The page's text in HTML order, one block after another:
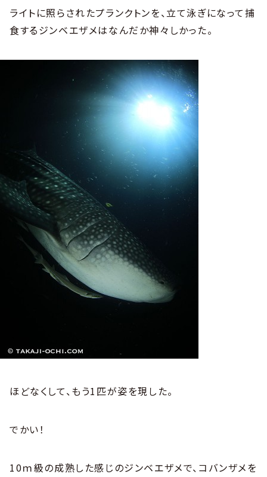
ライトに照らされたプランクトンを、立て泳ぎになって捕
食するジンベエザメはなんだか神々しかった。
ほどなくして、もう1匹が姿を現した。
でかい！
10ｍ級の成熟した感じのジンベエザメで、コバンザメを